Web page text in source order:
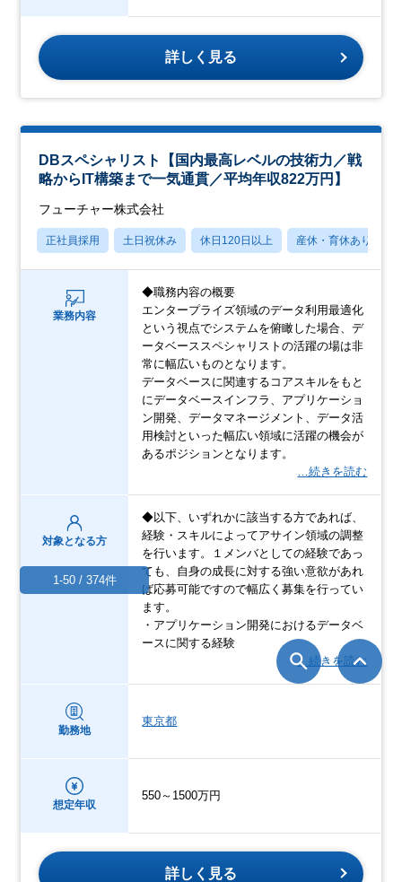
詳しく見る
DBスペシャリスト【国内最高レベルの技術力／戦
略からIT構築まで一気通貫／平均年収822万円】
フューチャー株式会社
正社員採用 土日祝休み 休日120日以上 産休・育休あり
業務内容
◆職務内容の概要
エンタープライズ領域のデータ利用最適化
という視点でシステムを俯瞰した場合、デ
ータベーススペシャリストの活躍の場は非
常に幅広いものとなります。
データベースに関連するコアスキルをもと
にデータベースインフラ、アプリケーショ
ン開発、データマネージメント、データ活
用検討といった幅広い領域に活躍の機会が
あるポジションとなります。
…続きを読む
対象となる方
◆以下、いずれかに該当する方であれば、
経験・スキルによってアサイン領域の調整
を行います。１メンバとしての経験であっ
ても、自身の成長に対する強い意欲があれ
ば応募可能ですので幅広く募集を行ってい
ます。
・アプリケーション開発におけるデータベ
ースに関する経験
…続きを読む
勤務地
東京都
想定年収
550～1500万円
詳しく見る
1-50 / 374件